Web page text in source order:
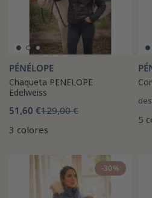
PÉNÉLOPE
Chaqueta PENELOPE
Edelweiss
51,60 €129,00 €
3 colores
5
-30%